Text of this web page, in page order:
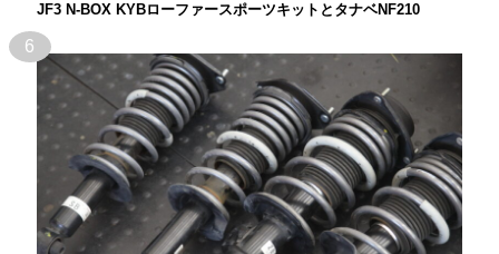
JF3 N-BOX KYBローファースポーツキットとタナベNF210
6